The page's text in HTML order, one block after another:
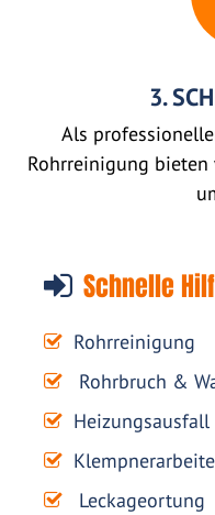
3.
Als
Rohrreinigung
Schnelle
Rohrreinigung
Rohrbruch &
Heizungsausfall
Leckageortung